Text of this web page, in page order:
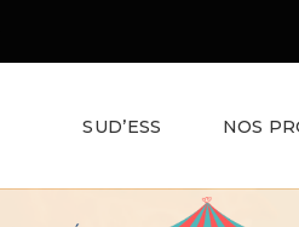
SUD’ESS NOS